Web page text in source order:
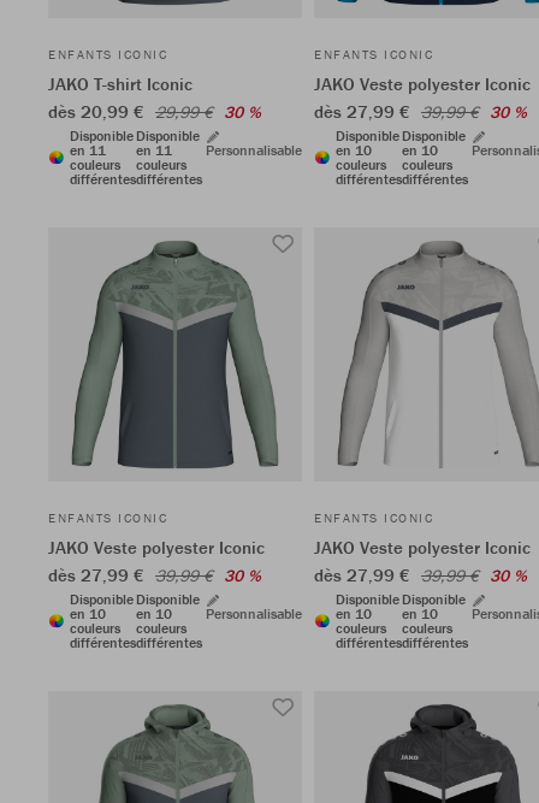
ENFANTS ICONIC
JAKO T-shirt Iconic
dès 20,99 € 29,99 € 30 %
Disponible
en 11
couleurs
différentes
Disponible
en 11
couleurs
différentes
Personnalisable
ENFANTS ICONIC
JAKO Veste polyester Iconic
dès 27,99 € 39,99 € 30 %
Disponible
en 10
couleurs
différentes
Disponible
en 10
couleurs
différentes
ENFANTS ICONIC
JAKO Veste polyester Iconic
dès 27,99 € 39,99 € 30 %
Disponible
en 10
couleurs
différentes
Disponible
en 10
couleurs
différentes
Personnalisable
ENFANTS ICONIC
JAKO Veste polyester Iconic
dès 27,99 € 39,99 € 30 %
Disponible
en 10
couleurs
différentes
Disponible
en 10
couleurs
différentes